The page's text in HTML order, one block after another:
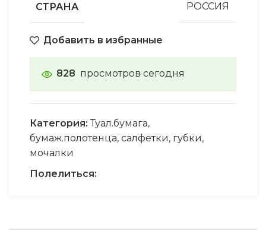
СТРАНА РОССИЯ
Добавить в избранные
828 просмотров сегодня
Категория: Туал.бумага,
бумаж.полотенца, салфетки, губки,
мочалки
Полелиться: